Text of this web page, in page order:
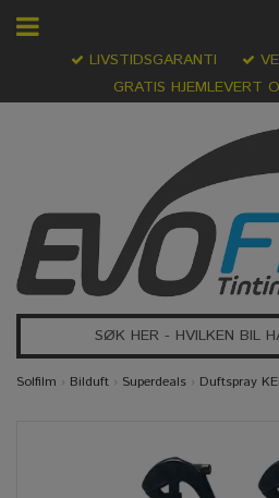
GRATIS HJEMLEVERT
LIVSTIDSGARANTI
Solfilm › Bilduft › Superdeals › Duftspray